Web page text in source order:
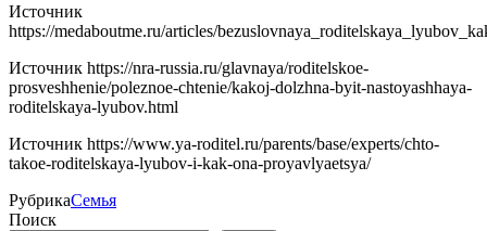
Источник
https://medaboutme.ru/articles/
Источник https://nra-russia.ru/glavnaya/roditelskoe-
prosveshhenie/poleznoe-chtenie/kakoj-dolzhna-byit-nastoyashhaya-
roditelskaya-lyubov.html
Источник https://www.ya-roditel.ru/parents/base/experts/chto-
takoe-roditelskaya-lyubov-i-kak-ona-proyavlyaetsya/
РубрикаСемья
Поиск